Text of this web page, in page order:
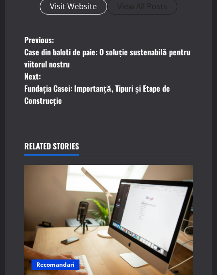
Visit Website View All Posts
P
o
s
t
a
v
g
a
t
i
Previous:
Case din baloti de paie: O soluție sustenabilă pentru
viitorul nostru
Next:
Fundația Casei: Importanță, Tipuri și Etape de
Construcție
RELATED STORIES
Recomandari